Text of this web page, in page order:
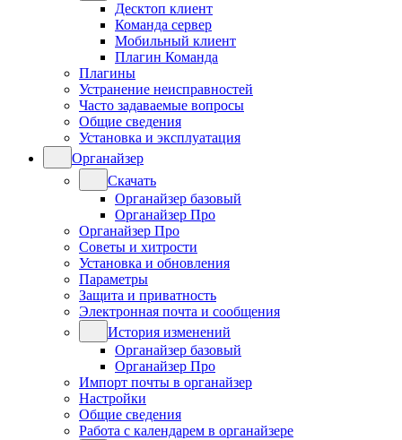
Десктоп клиент
Команда сервер
Мобильный клиент
Плагин Команда
Плагины
Устранение неисправностей
Часто задаваемые вопросы
Общие сведения
Установка и эксплуатация
Органайзер
Скачать
Органайзер базовый
Органайзер Про
Органайзер Про
Советы и хитрости
Установка и обновления
Параметры
Защита и приватность
Электронная почта и сообщения
История изменений
Органайзер базовый
Органайзер Про
Импорт почты в органайзер
Настройки
Общие сведения
Работа с календарем в органайзере